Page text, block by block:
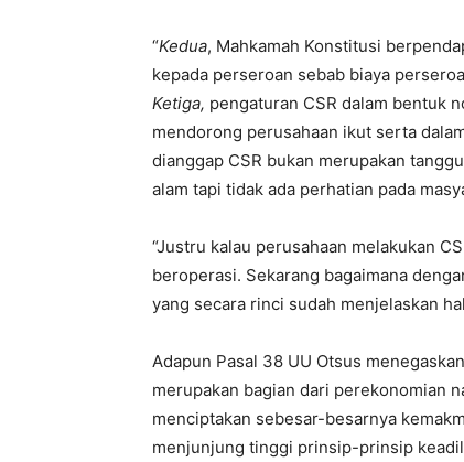
“Kedua, Mahkamah Konstitusi
kepada perseroan sebab biaya
Ketiga, pengaturan CSR dalam bentuk
mendorong perusahaan ikut serta
dianggap CSR bukan merupakan
alam tapi tidak ada perhatian pada
“Justru kalau perusahaan melakukan
beroperasi. Sekarang bagaimana
yang secara rinci sudah menjelaskan
Adapun Pasal 38 UU Otsus
merupakan bagian dari perekonomian
menciptakan sebesar-besarnya
menjunjung tinggi prinsip-prinsip